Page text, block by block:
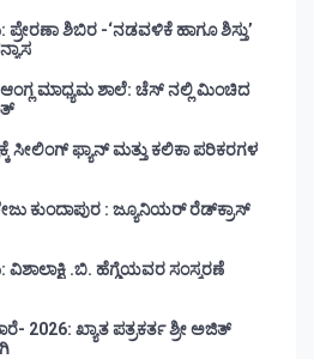
ಪ್ರೇರಣಾ ಶಿಬಿರ -‘ನಡವಳಿಕೆ ಹಾಗೂ ಶಿಸ್ತು’
ಮಾಧ್ಯಮ ಶಾಲೆ: ಚೆಸ್ ನಲ್ಲಿ ಮಿಂಚಿದ
ಸೀಲಿಂಗ್ ಫ್ಯಾನ್ ಮತ್ತು ಕಲಿಕಾ ಪರಿಕರಗಳ
ಕುಂದಾಪುರ : ಜ್ಯೂನಿಯರ್‌ ರೆಡ್‌ಕ್ರಾಸ್‌
ವಿಶಾಲಾಕ್ಷಿ .ಬಿ. ಹೆಗ್ಡೆಯವರ ಸಂಸ್ಮರಣೆ
2026: ಖ್ಯಾತ ಪತ್ರಕರ್ತ ಶ್ರೀ ಅಜಿತ್